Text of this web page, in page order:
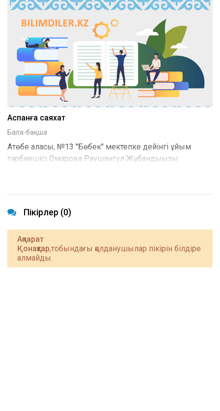
Аспанға саяхат
Бала-бақша
Ақтөбе қаласы, №13 "Бөбек" мектепке дейінгі ұйым
тәрбиешісі Омарова Раушангүл Жұбандыққызы
Пікірлер (0)
Ақпарат
Қонақтар,тобындағы қолданушылар пікірін білдіре
алмайды.